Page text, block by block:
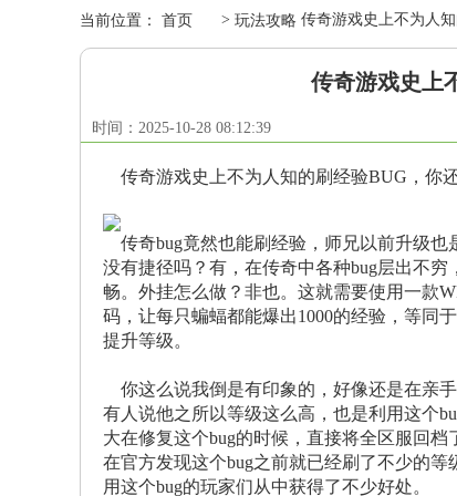
当前位置： 首页 > 玩法攻略 传奇游戏史上不为人
传奇游戏史上
时间：2025-10-28 08:12:39
传奇游戏史上不为人知的刷经验BUG，你
传奇bug竟然也能刷经验，师兄以前升级也
没有捷径吗？有，在传奇中各种bug层出不
畅。外挂怎么做？非也。这就需要使用一款
码，让每只蝙蝠都能爆出1000的经验，等同
提升等级。
你这么说我倒是有印象的，好像还是在亲
有人说他之所以等级这么高，也是利用这个
大在修复这个bug的时候，直接将全区服回
在官方发现这个bug之前就已经刷了不少的
用这个bug的玩家们从中获得了不少好处。